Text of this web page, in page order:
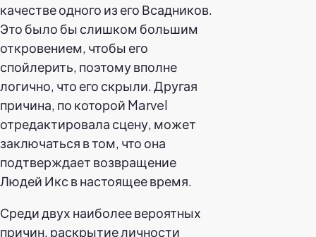
качестве одного из его Всадников.
Это было бы слишком большим
откровением, чтобы его
спойлерить, поэтому вполне
логично, что его скрыли. Другая
причина, по которой Marvel
отредактировала сцену, может
заключаться в том, что она
подтверждает возвращение
Людей Икс в настоящее время.
Среди двух наиболее вероятных
причин, раскрытие личности